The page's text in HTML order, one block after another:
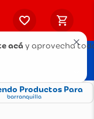
acá y aprovecha
Productos Para
barranquilla